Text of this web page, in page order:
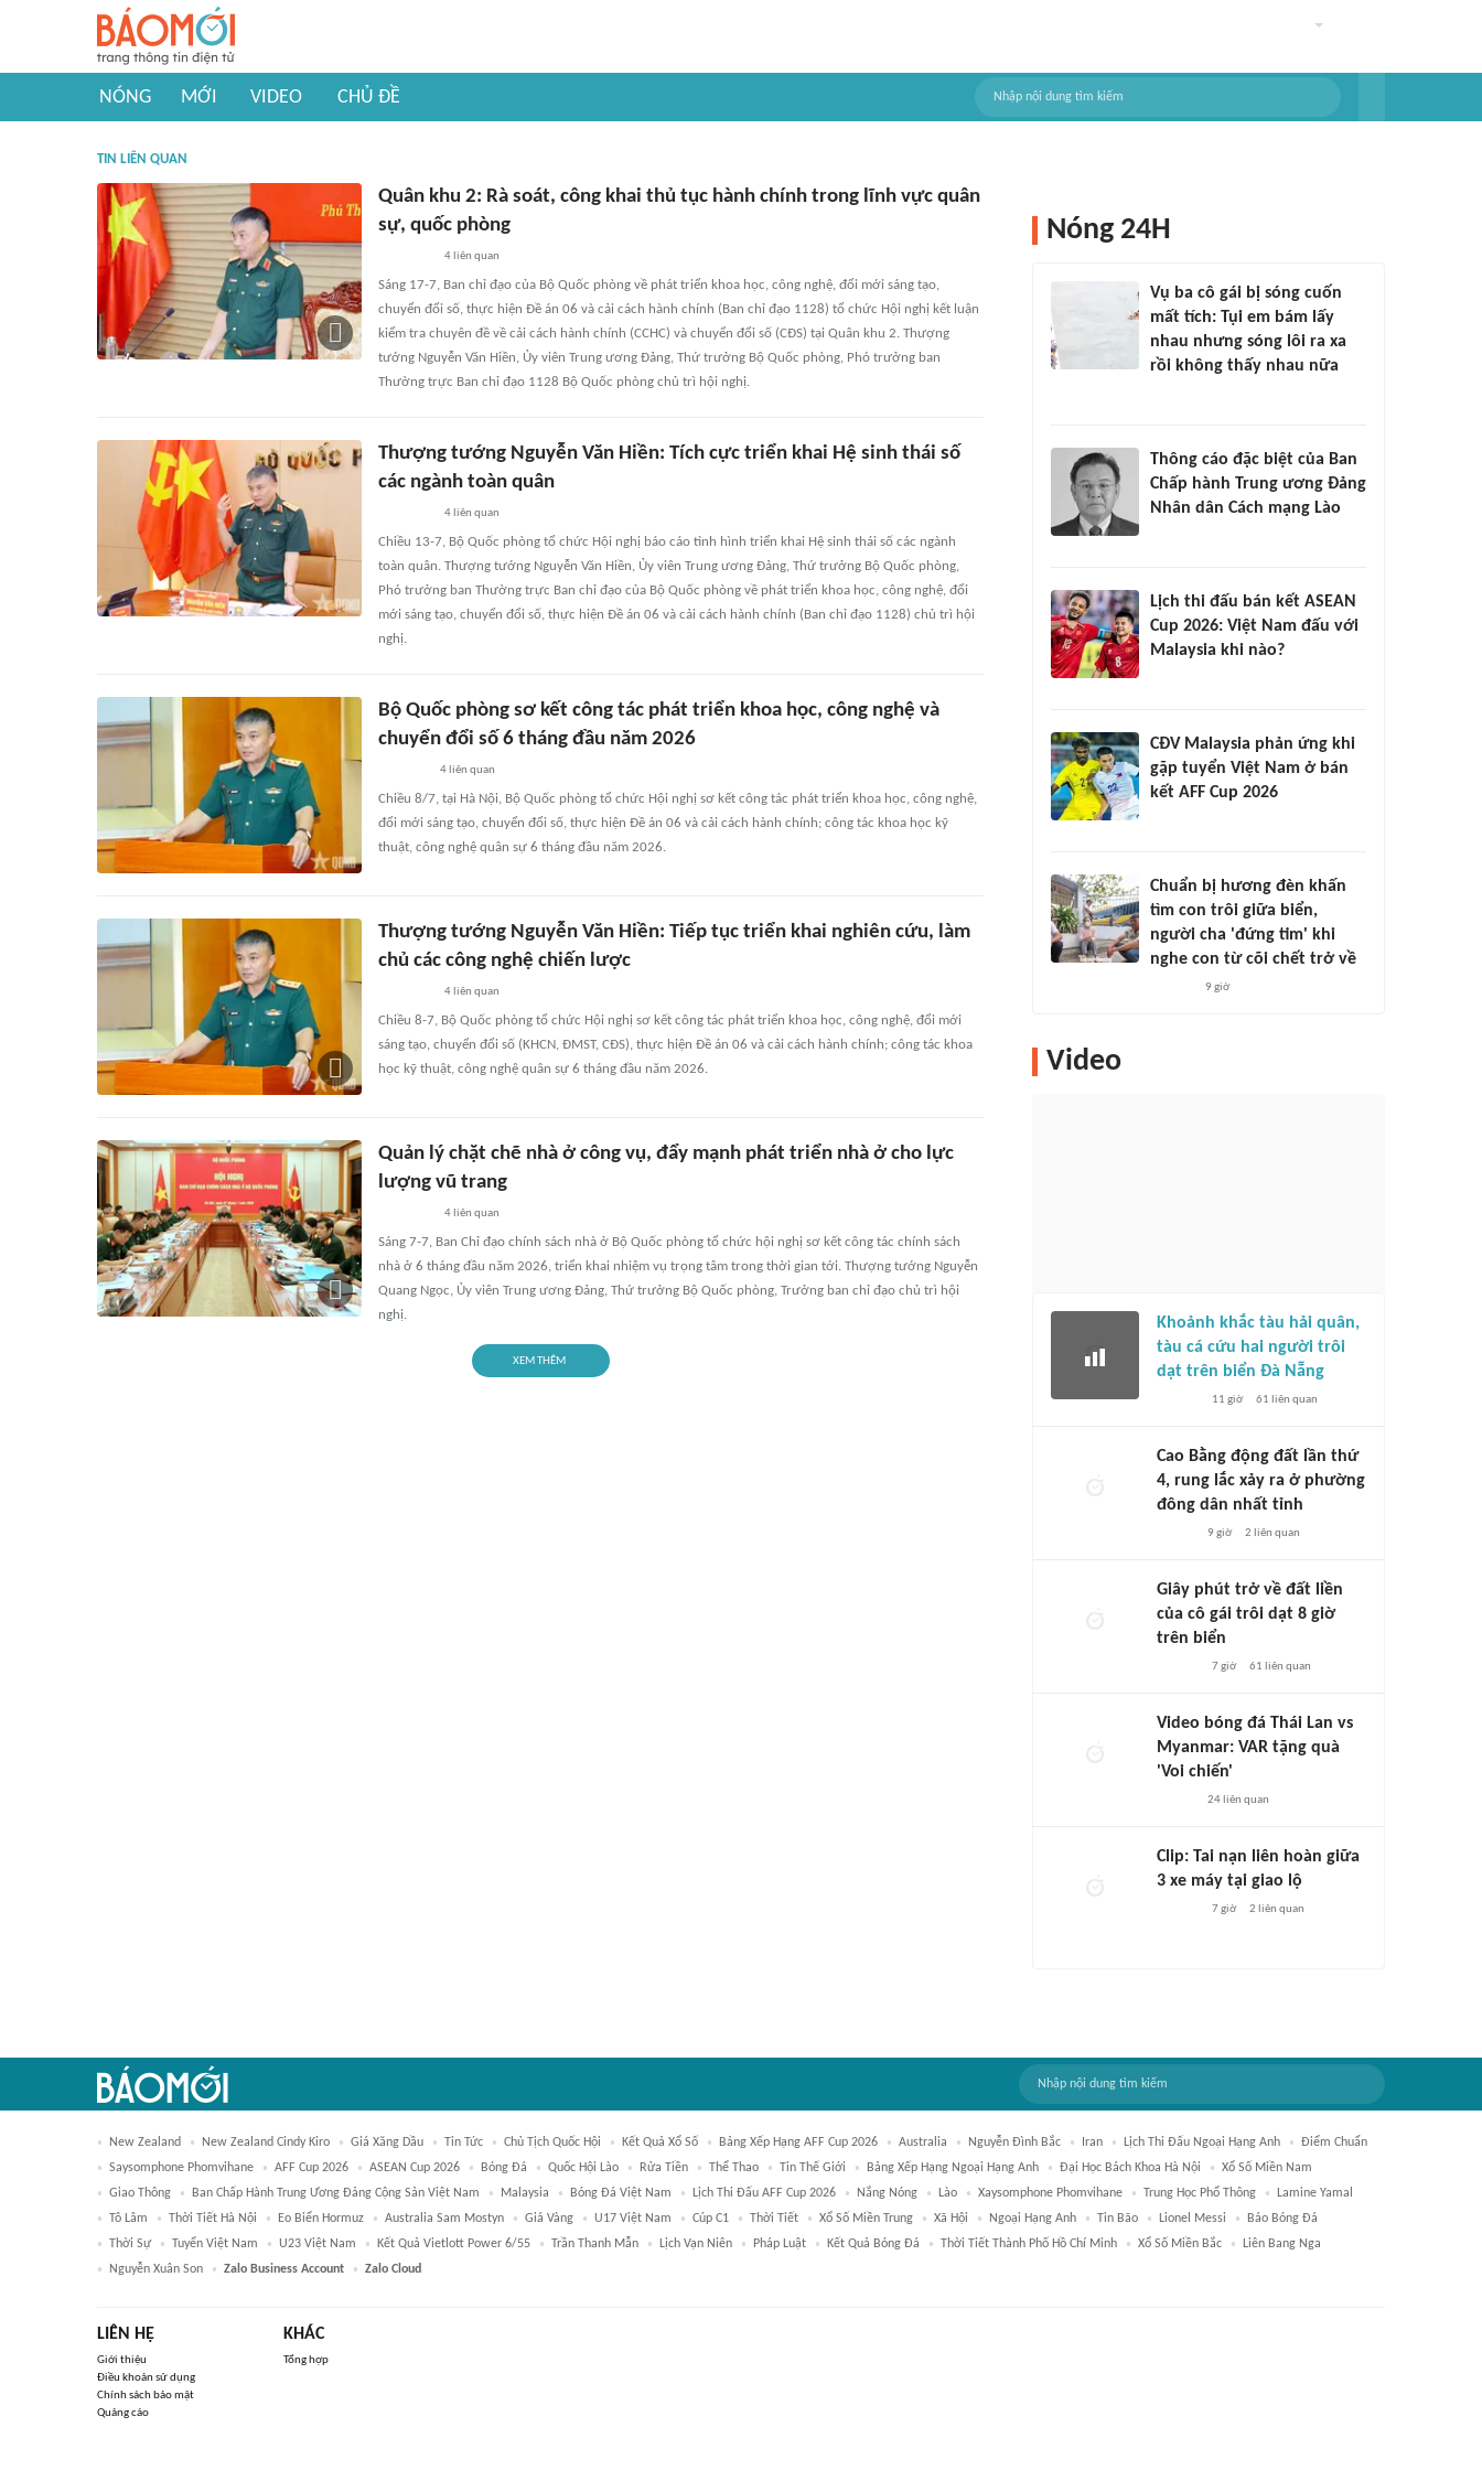
NÓNG MỚI VIDEO CHỦ ĐỀ
TIN LIÊN QUAN
Quân khu 2: Rà soát, công khai thủ tục hành chính trong lĩnh vực quân
sự, quốc phòng
4 liên quan
Sáng 17-7, Ban chỉ đạo của Bộ Quốc phòng về phát triển khoa học, công nghệ, đổi mới sáng tạo,
chuyển đổi số, thực hiện Đề án 06 và cải cách hành chính (Ban chỉ đạo 1128) tổ chức Hội nghị kết luận
kiểm tra chuyên đề về cải cách hành chính (CCHC) và chuyển đổi số (CĐS) tại Quân khu 2. Thượng
tướng Nguyễn Văn Hiền, Ủy viên Trung ương Đảng, Thứ trưởng Bộ Quốc phòng, Phó trưởng ban
Thường trực Ban chỉ đạo 1128 Bộ Quốc phòng chủ trì hội nghị.
Thượng tướng Nguyễn Văn Hiền: Tích cực triển khai Hệ sinh thái số
các ngành toàn quân
4 liên quan
Chiều 13-7, Bộ Quốc phòng tổ chức Hội nghị báo cáo tình hình triển khai Hệ sinh thái số các ngành
toàn quân. Thượng tướng Nguyễn Văn Hiền, Ủy viên Trung ương Đảng, Thứ trưởng Bộ Quốc phòng,
Phó trưởng ban Thường trực Ban chỉ đạo của Bộ Quốc phòng về phát triển khoa học, công nghệ, đổi
mới sáng tạo, chuyển đổi số, thực hiện Đề án 06 và cải cách hành chính (Ban chỉ đạo 1128) chủ trì hội
nghị.
Bộ Quốc phòng sơ kết công tác phát triển khoa học, công nghệ và
chuyển đổi số 6 tháng đầu năm 2026
4 liên quan
Chiều 8/7, tại Hà Nội, Bộ Quốc phòng tổ chức Hội nghị sơ kết công tác phát triển khoa học, công nghệ,
đổi mới sáng tạo, chuyển đổi số, thực hiện Đề án 06 và cải cách hành chính; công tác khoa học kỹ
thuật, công nghệ quân sự 6 tháng đầu năm 2026.
Thượng tướng Nguyễn Văn Hiền: Tiếp tục triển khai nghiên cứu, làm
chủ các công nghệ chiến lược
4 liên quan
Chiều 8-7, Bộ Quốc phòng tổ chức Hội nghị sơ kết công tác phát triển khoa học, công nghệ, đổi mới
sáng tạo, chuyển đổi số (KHCN, ĐMST, CĐS), thực hiện Đề án 06 và cải cách hành chính; công tác khoa
học kỹ thuật, công nghệ quân sự 6 tháng đầu năm 2026.
Quản lý chặt chẽ nhà ở công vụ, đẩy mạnh phát triển nhà ở cho lực
lượng vũ trang
4 liên quan
Sáng 7-7, Ban Chỉ đạo chính sách nhà ở Bộ Quốc phòng tổ chức hội nghị sơ kết công tác chính sách
nhà ở 6 tháng đầu năm 2026, triển khai nhiệm vụ trọng tâm trong thời gian tới. Thượng tướng Nguyễn
Quang Ngọc, Ủy viên Trung ương Đảng, Thứ trưởng Bộ Quốc phòng, Trưởng ban chỉ đạo chủ trì hội
nghị.
XEM THÊM
Nóng 24H
Vụ ba cô gái bị sóng cuốn
mất tích: Tụi em bám lấy
nhau nhưng sóng lôi ra xa
rồi không thấy nhau nữa
Thông cáo đặc biệt của Ban
Chấp hành Trung ương Đảng
Nhân dân Cách mạng Lào
Lịch thi đấu bán kết ASEAN
Cup 2026: Việt Nam đấu với
Malaysia khi nào?
CĐV Malaysia phản ứng khi
gặp tuyển Việt Nam ở bán
kết AFF Cup 2026
Chuẩn bị hương đèn khấn
tìm con trôi giữa biển,
người cha 'đứng tim' khi
nghe con từ cõi chết trở về
9 giờ
Video
Khoảnh khắc tàu hải quân,
tàu cá cứu hai người trôi
dạt trên biển Đà Nẵng
11 giờ 61 liên quan
Cao Bằng động đất lần thứ
4, rung lắc xảy ra ở phường
đông dân nhất tỉnh
9 giờ 2 liên quan
Giây phút trở về đất liền
của cô gái trôi dạt 8 giờ
trên biển
7 giờ 61 liên quan
Video bóng đá Thái Lan vs
Myanmar: VAR tặng quà
'Voi chiến'
24liên quan
Clip: Tai nạn liên hoàn giữa
3 xe máy tại giao lộ
7 giờ 2 liên quan
New Zealand New Zealand Cindy Kiro Giá Xăng Dầu Tin Tức Chủ Tịch Quốc Hội Kết Quả Xổ Số Bảng Xếp Hạng AFF Cup 2026 Australia Nguyễn Đình Bắc Iran Lịch Thi Đấu Ngoại Hạng Anh
Điểm Chuẩn
Saysomphone Phomvihane
AFF Cup 2026 ASEAN Cup 2026 Bóng Đá Quốc Hội Lào Rửa Tiền Thể Thao Tin Thế Giới Bảng Xếp Hạng Ngoại Hạng Anh Đại Học Bách Khoa Hà Nội
Xổ Số Miền Nam
Giao Thông
Ban Chấp Hành Trung Ương Đảng Cộng Sản Việt Nam Malaysia Bóng Đá Việt Nam Lịch Thi Đấu AFF Cup 2026 Nắng Nóng Lào Xaysomphone Phomvihane Trung Học Phổ Thông
Lamine Yamal
Tô Lâm
Thời Tiết Hà Nội Eo Biển Hormuz Australia Sam Mostyn Giá Vàng U17 Việt Nam Cúp C1 Thời Tiết Xổ Số Miền Trung Xã Hội Ngoại Hạng Anh Tin Bão Lionel Messi
Báo Bóng Đá
Thời Sự
Tuyển Việt Nam U23 Việt Nam Kết Quả Vietlott Power 6/55 Trần Thanh Mẫn Lịch Vạn Niên Pháp Luật Kết Quả Bóng Đá Thời Tiết Thành Phố Hồ Chí Minh Xổ Số Miền Bắc
Liên Bang Nga
Nguyễn Xuân Son
Zalo Business Account Zalo Cloud
LIÊN HỆ
Giới thiệu
Điều khoản sử dụng
Chính sách bảo mật
Quảng cáo
KHÁC
Tổng hợp